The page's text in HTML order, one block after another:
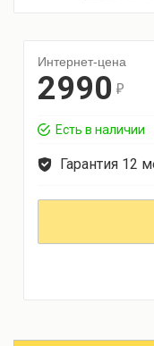
Интернет-цена
2990 r
Есть в наличии
Гарантия 12